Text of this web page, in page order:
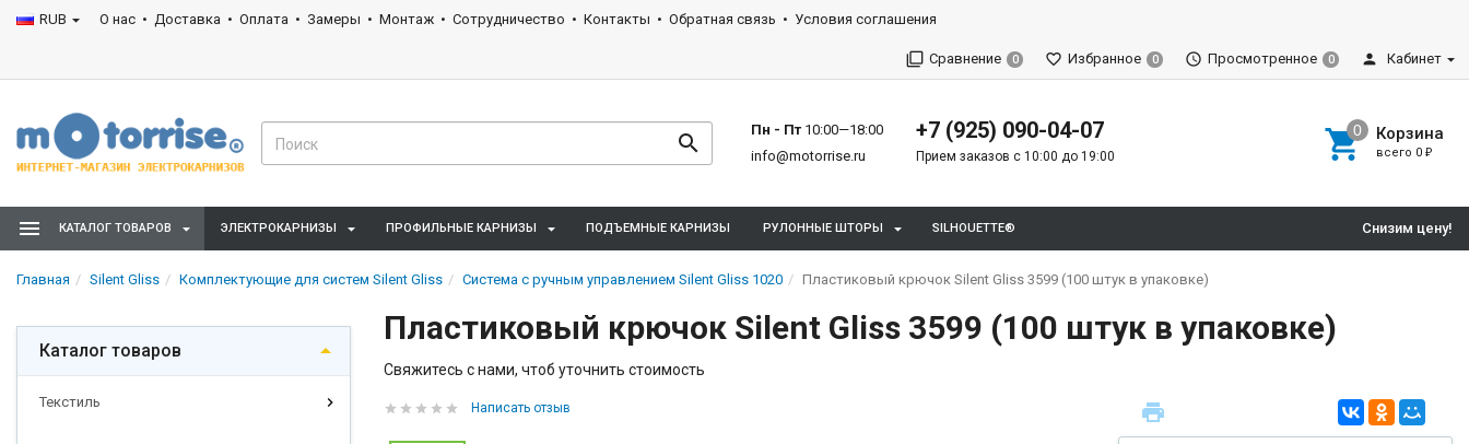
RUB О нас Доставка Оплата Замеры Монтаж Сотрудничество Контакты Обратная связь Условия соглашения
Сравнение 0 Избранное 0 Просмотренное 0 Кабинет
Пн - Пт10:00—18:00
info@motorrise.ru
+7 (925) 090-04-07
Прием заказов с 10:00 до 19:00
Корзина
всего 0 ₽
КАТАЛОГ ТОВАРОВ ЭЛЕКТРОКАРНИЗЫ ПРОФИЛЬНЫЕ КАРНИЗЫ ПОДЪЕМНЫЕ КАРНИЗЫ РУЛОННЫЕ ШТОРЫ SILHOUETTE® Снизим цену!
Главная Silent Gliss Комплектующие для систем Silent Gliss Система с ручным управлением Silent Gliss 1020 Пластиковый крючок Silent Gliss 3599 (100 штук в упаковке)
Каталог товаров
Текстиль
Пластиковый крючок Silent Gliss 3599 (100 штук в упаковке)
Свяжитесь с нами, чтоб уточнить стоимость
Написать отзыв